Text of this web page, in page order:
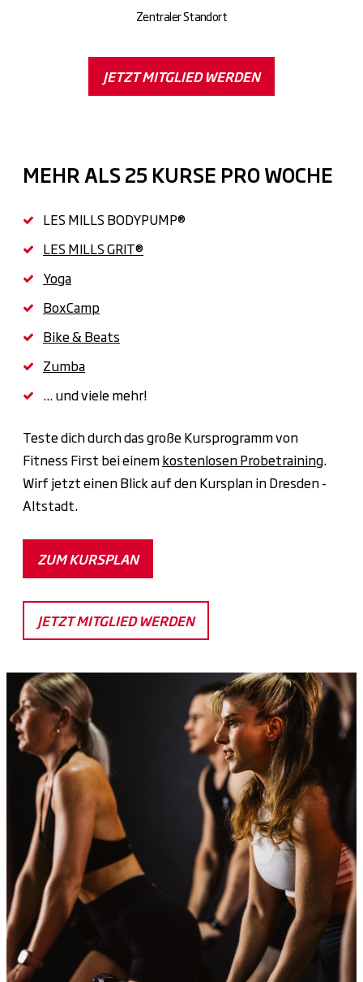
Zentraler Standort
JETZT MITGLIED WERDEN
MEHR ALS 25 KURSE PRO WOCHE
LES MILLS BODYPUMP®
LES MILLS GRIT®
Yoga
BoxCamp
Bike & Beats
Zumba
... und viele mehr!
Teste dich durch das große Kursprogramm von
Fitness First bei einemkostenlosen Probetraining.
Wirf jetzt einen Blick auf den Kursplan in Dresden -
Altstadt.
ZUM KURSPLAN
JETZT MITGLIED WERDEN